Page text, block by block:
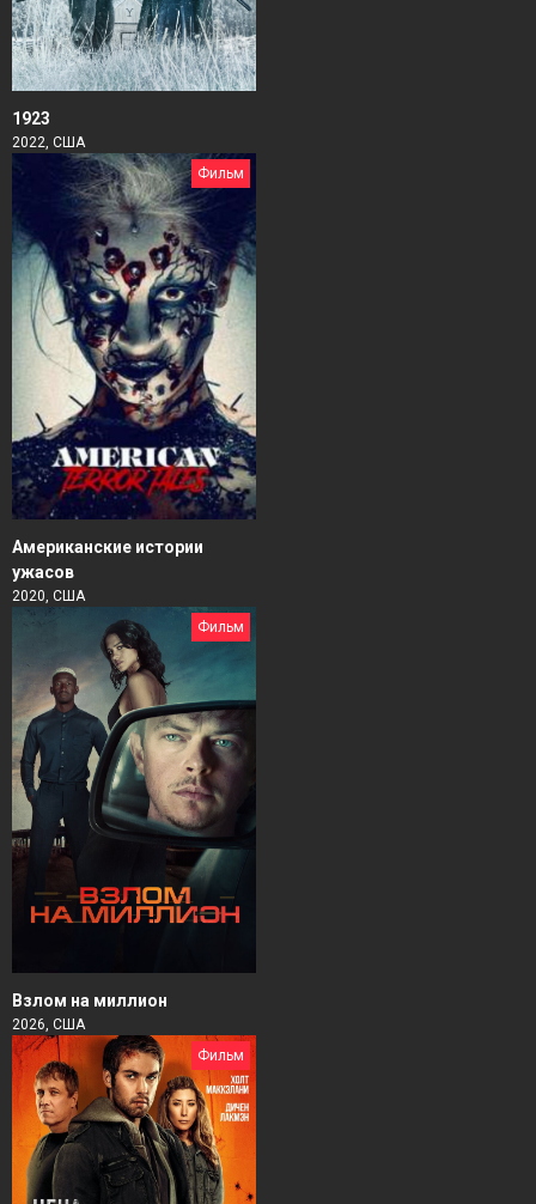
1923
2022, США
Фильм
Американские истории
ужасов
2020, США
Фильм
Взлом на миллион
2026, США
Фильм